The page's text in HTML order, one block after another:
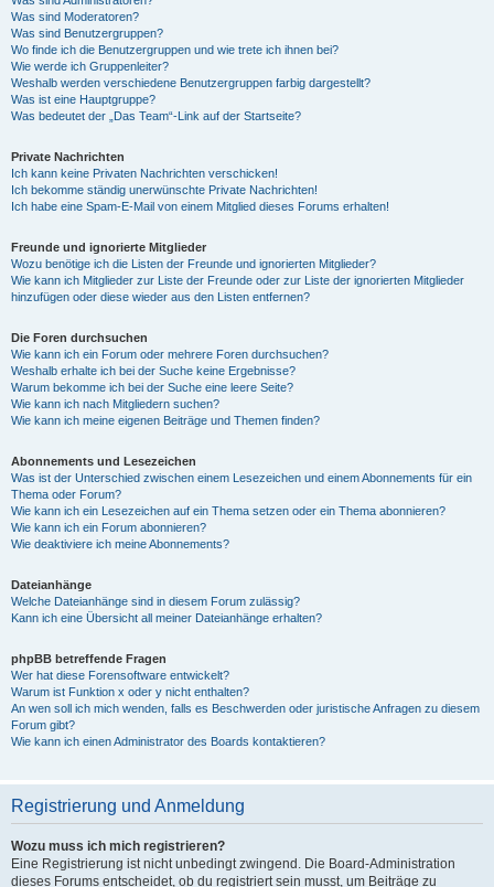
Was sind Moderatoren?
Was sind Benutzergruppen?
Wo finde ich die Benutzergruppen und wie trete ich ihnen bei?
Wie werde ich Gruppenleiter?
Weshalb werden verschiedene Benutzergruppen farbig dargestellt?
Was ist eine Hauptgruppe?
Was bedeutet der „Das Team“-Link auf der Startseite?
Private Nachrichten
Ich kann keine Privaten Nachrichten verschicken!
Ich bekomme ständig unerwünschte Private Nachrichten!
Ich habe eine Spam-E-Mail von einem Mitglied dieses Forums erhalten!
Freunde und ignorierte Mitglieder
Wozu benötige ich die Listen der Freunde und ignorierten Mitglieder?
Wie kann ich Mitglieder zur Liste der Freunde oder zur Liste der ignorierten Mitglieder
hinzufügen oder diese wieder aus den Listen entfernen?
Die Foren durchsuchen
Wie kann ich ein Forum oder mehrere Foren durchsuchen?
Weshalb erhalte ich bei der Suche keine Ergebnisse?
Warum bekomme ich bei der Suche eine leere Seite?
Wie kann ich nach Mitgliedern suchen?
Wie kann ich meine eigenen Beiträge und Themen finden?
Abonnements und Lesezeichen
Was ist der Unterschied zwischen einem Lesezeichen und einem Abonnements für ein
Thema oder Forum?
Wie kann ich ein Lesezeichen auf ein Thema setzen oder ein Thema abonnieren?
Wie kann ich ein Forum abonnieren?
Wie deaktiviere ich meine Abonnements?
Dateianhänge
Welche Dateianhänge sind in diesem Forum zulässig?
Kann ich eine Übersicht all meiner Dateianhänge erhalten?
phpBB betreffende Fragen
Wer hat diese Forensoftware entwickelt?
Warum ist Funktion x oder y nicht enthalten?
An wen soll ich mich wenden, falls es Beschwerden oder juristische Anfragen zu diesem
Forum gibt?
Wie kann ich einen Administrator des Boards kontaktieren?
Registrierung und Anmeldung
Wozu muss ich mich registrieren?
Eine Registrierung ist nicht unbedingt zwingend. Die Board-Administration
dieses Forums entscheidet, ob du registriert sein musst, um Beiträge zu